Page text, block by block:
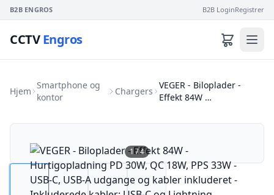
B2B ENGROS B2B LoginRegistrer
CCTVEngros
Hjem
Smartphone og
kontor
Chargers
VEGER - Biloplader -
Effekt 84W …
1 /4